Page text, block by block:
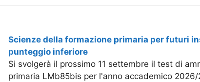
Scienze della formazione primaria per futuri
punteggio inferiore
Si svolgerà il prossimo 11 settembre il test di
primaria LMb85bis per l'anno accademico